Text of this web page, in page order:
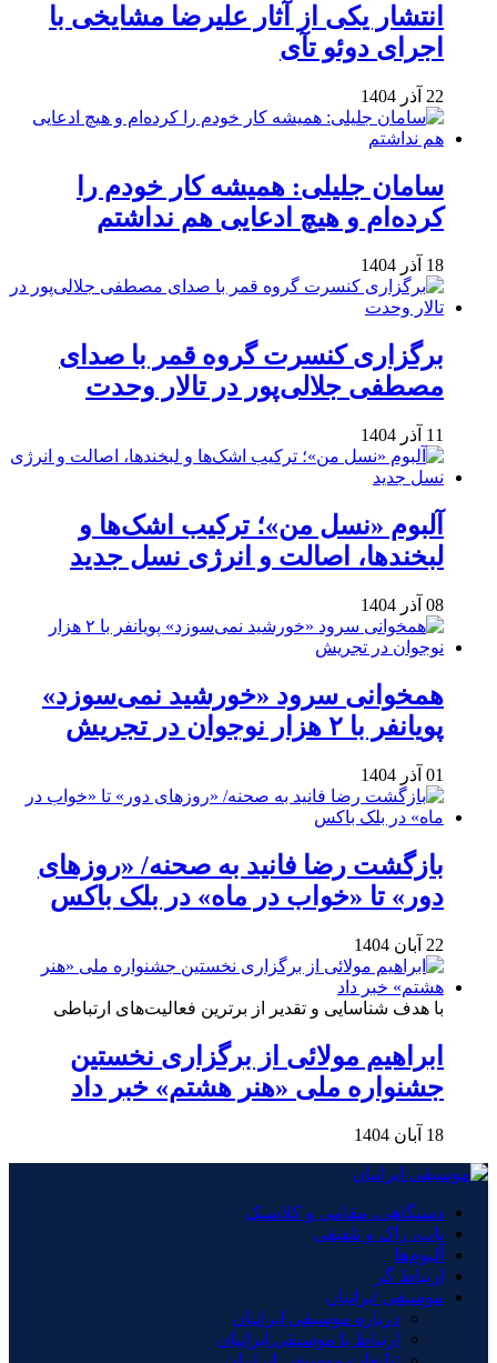
انتشار یکی از آثار علیرضا مشایخی با
اجرای دوئو تآی
22 آذر 1404
سامان جلیلی: همیشه کار خودم را
کرده‌ام و هیچ ادعایی هم نداشتم
18 آذر 1404
برگزاری کنسرت گروه قمر با صدای
مصطفی جلالی‌پور در تالار وحدت
11 آذر 1404
آلبوم «نسل من»؛ ترکیب اشک‌ها و
لبخندها، اصالت و انرژی نسل جدید
08 آذر 1404
همخوانی سرود «خورشید نمی‌سوزد»
پویانفر با ۲ هزار نوجوان در تجریش
01 آذر 1404
بازگشت رضا فانید به صحنه/ «روزهای
دور» تا «خواب در ماه» در بلک باکس
22 آبان 1404
با هدف شناسایی و تقدیر از برترین فعالیت‌های ارتباطی
ابراهیم مولائی از برگزاری نخستین
جشنواره ملی «هنر هشتم» خبر داد
18 آبان 1404
دستگاهی، مقامی و کلاسیک
پاپ، راک و تلفیقی
آلبوم‌ها
ارتباط گر
موسیقی ایرانیان
درباره موسیقی ایرانیان
ارتباط با موسیقی ایرانیان